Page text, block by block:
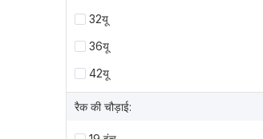
32यू
36यू
42यू
रैक की चौड़ाई: